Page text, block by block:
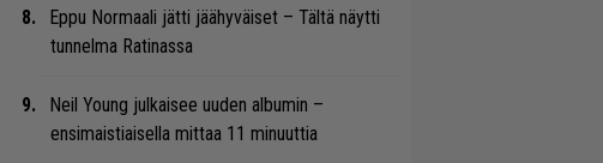
Eppu Normaali jätti jäähyväiset – Tältä näytti
tunnelma Ratinassa
Neil Young julkaisee uuden albumin –
ensimaistiaisella mittaa 11 minuuttia